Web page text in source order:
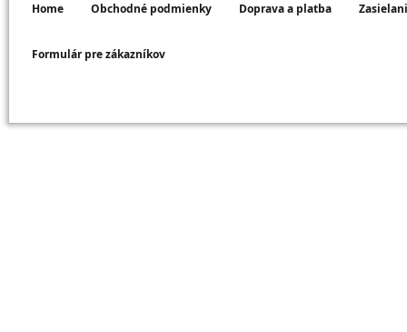
Home Obchodné podmienky Doprava a platba
Formulár pre zákazníkov